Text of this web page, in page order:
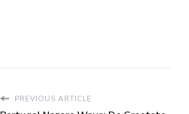
PREVIOUS ARTICLE